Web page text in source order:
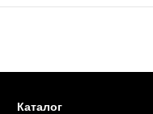
Каталог